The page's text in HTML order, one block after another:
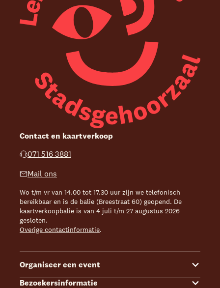
Contact en kaartverkoop
071 516 3881
Mail ons
Wo t/m vr van 14.00 tot 17.30 uur zijn we telefonisch
bereikbaar en is de balie (Breestraat 60) geopend. De
kaartverkoopbalie is van 4 juli t/m 27 augustus 2026
gesloten.
Overige contactinformatie.
Organiseer een event
Events
Bezoekersinformatie